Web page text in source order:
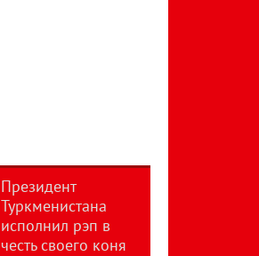
Президент
Туркменистана
исполнил рэп в
честь своего коня